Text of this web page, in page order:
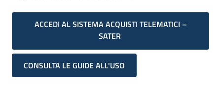
ACCEDI AL SISTEMA ACQUISTI TELEMATICI –
SATER
CONSULTA LE GUIDE ALL'USO